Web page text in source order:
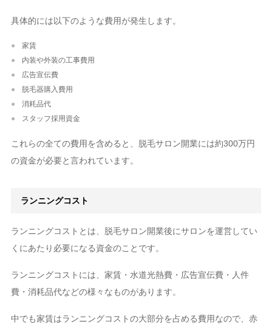
具体的には以下のような費用が発生します。
家賃
内装や外装の工事費用
広告宣伝費
脱毛器購入費用
消耗品代
スタッフ採用資金
これらの全ての費用を含めると、脱毛サロン開業には約300万円
の資金が必要と言われています。
ランニングコスト
ランニングコストとは、脱毛サロン開業後にサロンを運営してい
くにあたり必要になる資金のことです。
ランニングコストには、家賃・水道光熱費・広告宣伝費・人件
費・消耗品代などの様々なものがあります。
中でも家賃はランニングコストの大部分を占める費用なので、赤